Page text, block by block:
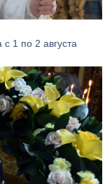
1 по 2 августа